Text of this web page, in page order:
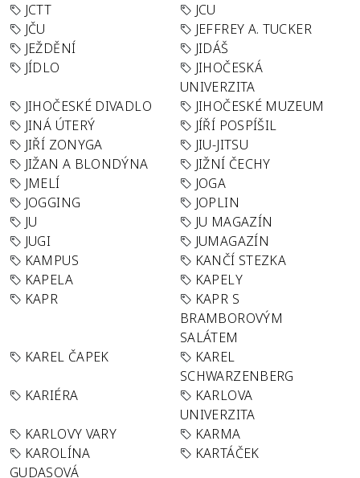
JCTT
JCU
JČU
JEFFREY A. TUCKER
JEŽDĚNÍ
JIDÁŠ
JÍDLO
JIHOČESKÁ
UNIVERZITA
JIHOČESKÉ DIVADLO
JIHOČESKÉ MUZEUM
JINÁ ÚTERÝ
JÍŘÍ POSPÍŠIL
JIŘÍ ZONYGA
JIU-JITSU
JIŽAN A BLONDÝNA
JIŽNÍ ČECHY
JMELÍ
JOGA
JOGGING
JOPLIN
JU
JU MAGAZÍN
JUGI
JUMAGAZÍN
KAMPUS
KANČÍ STEZKA
KAPELA
KAPELY
KAPR
KAPR S
BRAMBOROVÝM
SALÁTEM
KAREL ČAPEK
KAREL
SCHWARZENBERG
KARIÉRA
KARLOVA
UNIVERZITA
KARLOVY VARY
KARMA
KAROLÍNA
GUDASOVÁ
KARTÁČEK